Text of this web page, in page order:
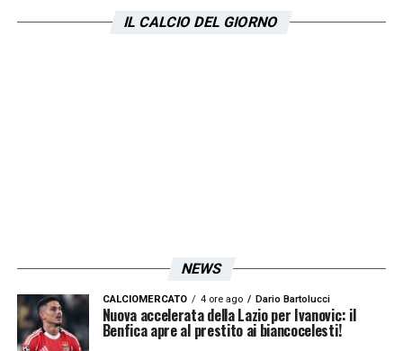
IL CALCIO DEL GIORNO
NEWS
CALCIOMERCATO 4 ore ago Dario Bartolucci
Nuova accelerata della Lazio per Ivanovic: il
Benfica apre al prestito ai biancocelesti!